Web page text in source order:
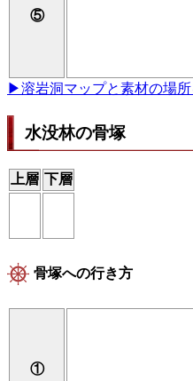
⑤
▶溶岩洞マップと素材の場所
水没林の骨塚
上層 下層
骨塚への行き方
①